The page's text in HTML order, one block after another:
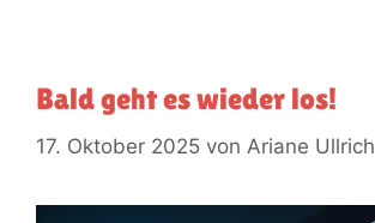
Bald geht es wieder los!
17. Oktober 2025 von Ariane Ullrich